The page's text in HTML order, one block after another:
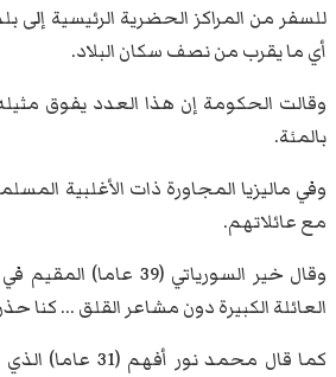
للسفر من المراكز الحضرية الرئيسية إلى
أي ما يقرب من نصف سكان البلاد.
بالمئة.
وفي ماليزيا المجاورة ذات الأغلبية
مع عائلاتهم.
وقال خير السورياتي (39
العائلة الكبيرة دون مشاعر القلق ... كنا
كما قال محمد نور